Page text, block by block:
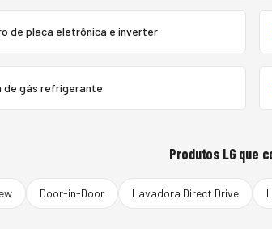
de placa eletrônica e inverter
de gás refrigerante
Produtos LG que
Door-in-Door Lavadora Direct Drive